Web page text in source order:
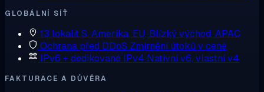
GLOBÁLNÍ SÍŤ
13 lokalitS. Amerika, EU, Blízký východ, APAC
Ochrana před DDoS Zmírnění útoků v ceně
IPv6 + dedikované IPv4 Nativní v6, vlastní v4
FAKTURACE A DŮVĚRA